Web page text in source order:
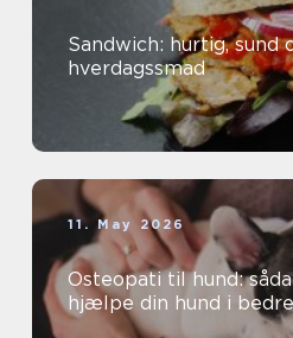
Sandwich: hurtig,
hverdagssmad
11. May 2026
Osteopati til hund:
hjælpe din hund i